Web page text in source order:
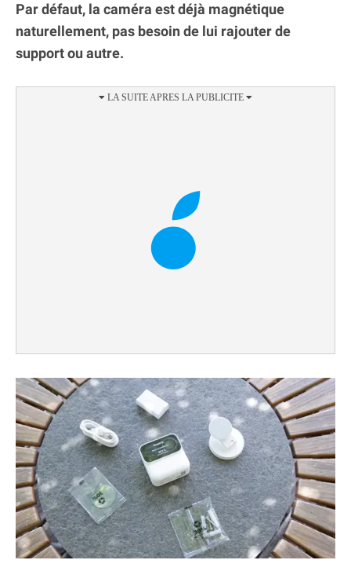
Par défaut, la caméra est déjà magnétique
naturellement, pas besoin de lui rajouter de
support ou autre.